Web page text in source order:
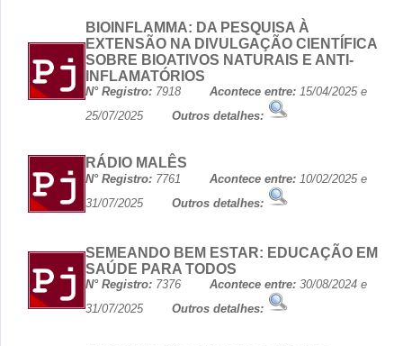
BIOINFLAMMA: DA PESQUISA À
EXTENSÃO NA DIVULGAÇÃO CIENTÍFICA
SOBRE BIOATIVOS NATURAIS E ANTI-
INFLAMATÓRIOS
N° Registro: 7918 Acontece entre: 15/04/2025 e
25/07/2025 Outros detalhes:
RÁDIO MALÊS
N° Registro: 7761 Acontece entre: 10/02/2025 e
31/07/2025 Outros detalhes:
SEMEANDO BEM ESTAR: EDUCAÇÃO EM
SAÚDE PARA TODOS
N° Registro: 7376 Acontece entre: 30/08/2024 e
31/07/2025 Outros detalhes: